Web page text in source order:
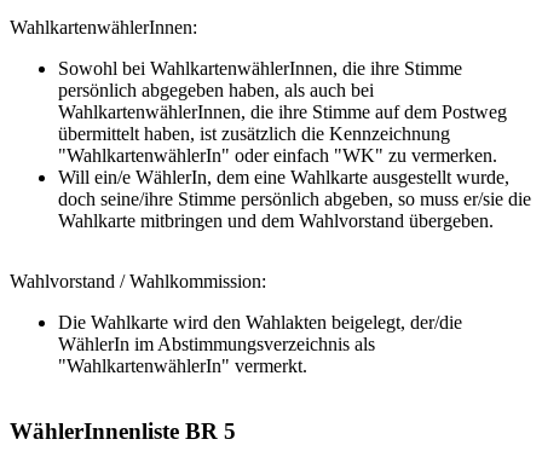
WahlkartenwählerInnen:
Sowohl bei WahlkartenwählerInnen, die ihre Stimme
persönlich abgegeben haben, als auch bei
WahlkartenwählerInnen, die ihre Stimme auf dem Postweg
übermittelt haben, ist zusätzlich die Kennzeichnung
"WahlkartenwählerIn" oder einfach "WK" zu vermerken.
Will ein/e WählerIn, dem eine Wahlkarte ausgestellt wurde,
doch seine/ihre Stimme persönlich abgeben, so muss er/sie die
Wahlkarte mitbringen und dem Wahlvorstand übergeben.
Wahlvorstand / Wahlkommission:
Die Wahlkarte wird den Wahlakten beigelegt, der/die
WählerIn im Abstimmungsverzeichnis als
"WahlkartenwählerIn" vermerkt.
WählerInnenliste BR 5